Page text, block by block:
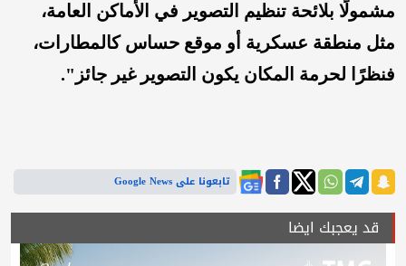
مشمولًا بلائحة تنظيم التصوير في الأماكن العامة،
مثل منطقة عسكرية أو موقع حساس كالمطارات،
فنظرًا لحرمة المكان يكون التصوير غير جائز".
تابعونا على Google News
قد يعجبك ايضا